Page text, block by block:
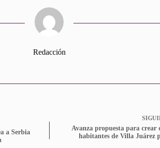
Redacción
a Serbia
Avanza propuesta para crear
habitantes de Villa Juárez